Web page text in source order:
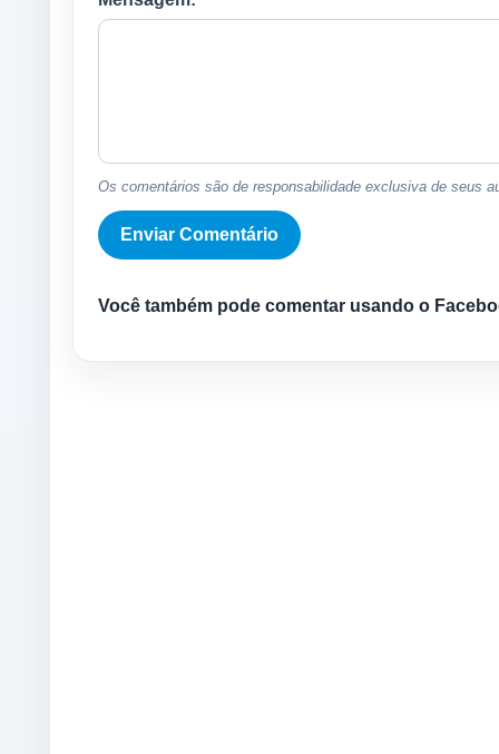
Os comentários são de responsabilidade exclusiva de seus
Você também pode comentar usando o